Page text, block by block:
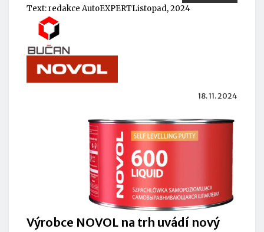
Text:redakce AutoEXPERTListopad, 2024
18. 11. 2024
Výrobce NOVOL na trh uvádí nový